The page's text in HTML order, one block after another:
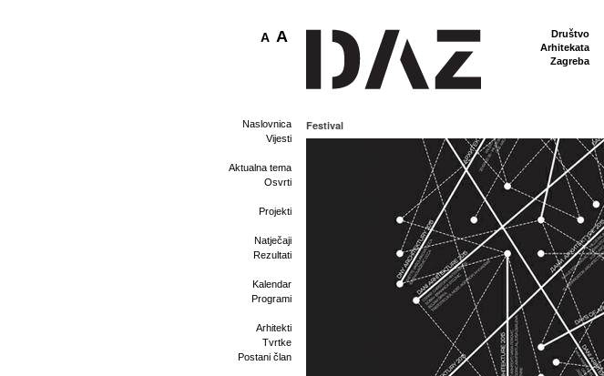
Društvo
Arhitekata
Zagreba
A A
Naslovnica
Vijesti
Aktualna tema
Osvrti
Projekti
Natječaji
Rezultati
Kalendar
Programi
Arhitekti
Tvrtke
Postani član
Festival